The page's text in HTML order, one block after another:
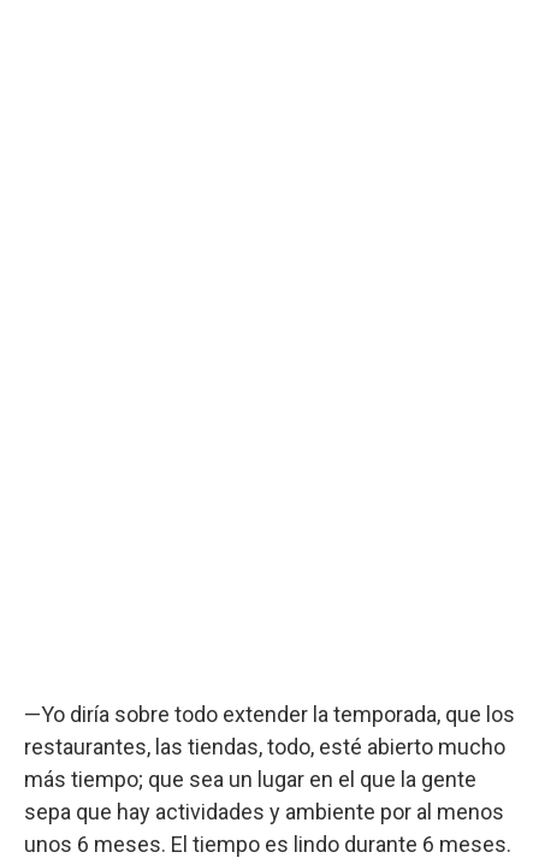
—Yo diría sobre todo extender la temporada, que los
restaurantes, las tiendas, todo, esté abierto mucho
más tiempo; que sea un lugar en el que la gente
sepa que hay actividades y ambiente por al menos
unos 6 meses. El tiempo es lindo durante 6 meses.